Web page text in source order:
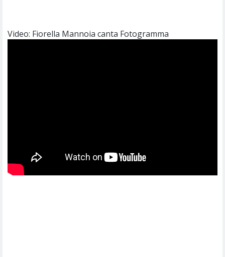
Video: Fiorella Mannoia canta Fotogramma